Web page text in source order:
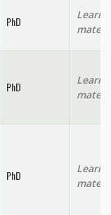
PhD
PhD
PhD